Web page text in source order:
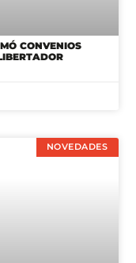
CONVENIOS
NOVEDADES